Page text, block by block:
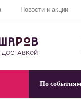
Новости и акции
По событиям